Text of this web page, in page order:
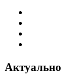
Актуально